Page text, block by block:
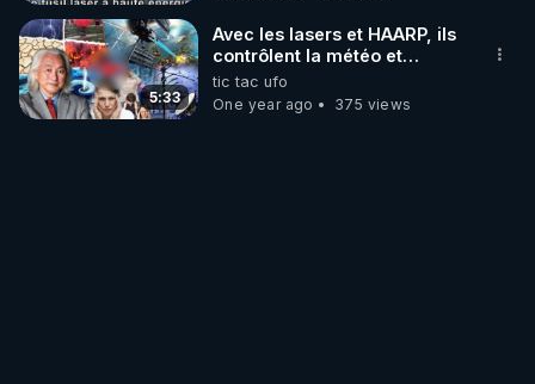
5:33
Avec les lasers et HAARP, ils
contrôlent la météo et
l'utilisent comme une arme
de destruction
tic tac ufo
One year ago
375 views